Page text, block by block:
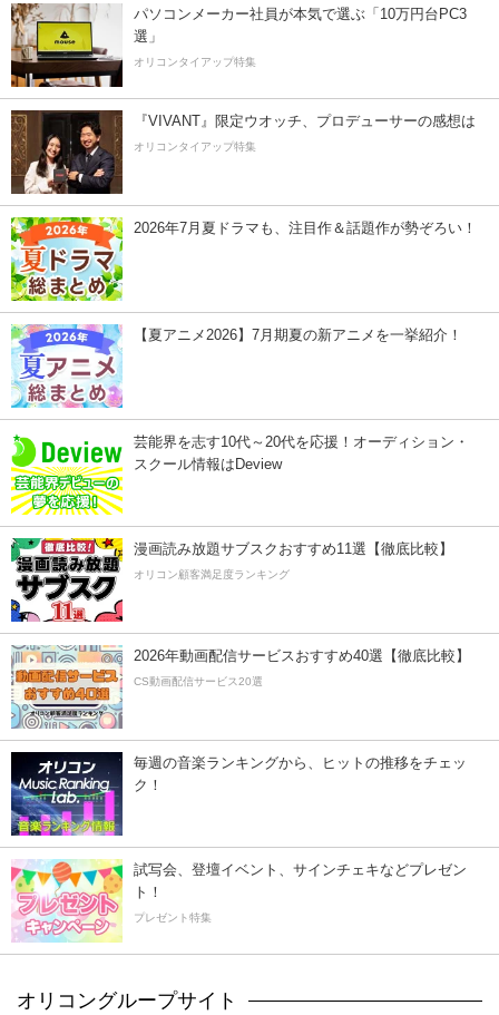
パソコンメーカー社員が本気で選ぶ「10万円台PC3
選」
オリコンタイアップ特集
『VIVANT』限定ウオッチ、プロデューサーの感想は
オリコンタイアップ特集
2026年7月夏ドラマも、注目作＆話題作が勢ぞろい！
【夏アニメ2026】7月期夏の新アニメを一挙紹介！
芸能界を志す10代～20代を応援！オーディション・
スクール情報はDeview
漫画読み放題サブスクおすすめ11選【徹底比較】
オリコン顧客満足度ランキング
2026年動画配信サービスおすすめ40選【徹底比較】
CS動画配信サービス20選
毎週の音楽ランキングから、ヒットの推移をチェッ
ク！
試写会、登壇イベント、サインチェキなどプレゼン
ト！
プレゼント特集
オリコングループサイト